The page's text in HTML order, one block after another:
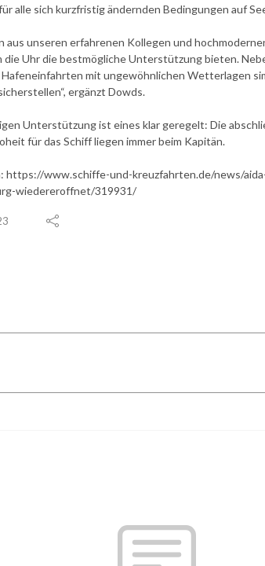
alle sich kurzfristig ändernden Bedingungen auf
aus unseren erfahrenen Kollegen und
die Uhr die bestmögliche Unterstützung bieten.
mit ungewöhnlichen Wetterlagen
ergänzt Dowds.
Unterstützung ist eines klar geregelt: Die
für das Schiff liegen immer beim Kapitän.
https://www.schiffe-und-kreuzfahrten.de/news/
wiedereroffnet/319931/